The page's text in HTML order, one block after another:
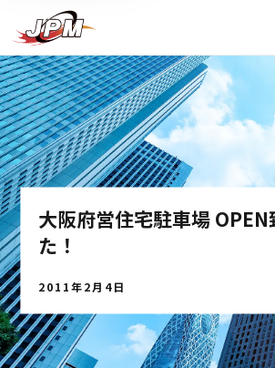
大阪府営住宅駐車場 OPEN
た！
2011年2月4日